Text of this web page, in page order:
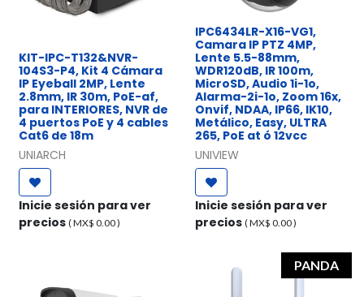
KIT-IPC-T132&NVR-
104S3-P4, Kit 4 Cámara
IP Eyeball 2MP, Lente
2.8mm, IR 30m, PoE-af,
para INTERIORES, NVR de
4 puertos PoE y 4 cables
Cat6 de 18m
UNIARCH
Inicie sesión para ver
precios ( MX$ 0.00)
IPC6434LR-X16-VG1,
Camara IP PTZ 4MP,
Lente 5.5-88mm,
WDR120dB, IR 100m,
MicroSD, Audio 1i-1o,
Alarma-2i-1o, Zoom 16x,
Onvif, NDAA, IP66, IK10,
Metálico, Easy, ULTRA
265, PoE at ó 12vcc
UNIVIEW
Inicie sesión para ver
precios ( MX$ 0.00)
PANDA